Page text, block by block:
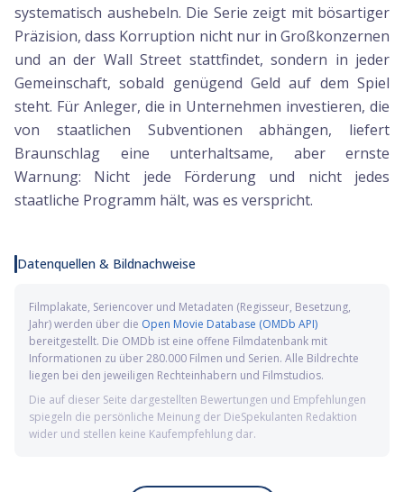
systematisch aushebeln. Die Serie zeigt mit bösartiger
Präzision, dass Korruption nicht nur in Großkonzernen
und an der Wall Street stattfindet, sondern in jeder
Gemeinschaft, sobald genügend Geld auf dem Spiel
steht. Für Anleger, die in Unternehmen investieren, die
von staatlichen Subventionen abhängen, liefert
Braunschlag eine unterhaltsame, aber ernste
Warnung: Nicht jede Förderung und nicht jedes
staatliche Programm hält, was es verspricht.
Datenquellen & Bildnachweise
Filmplakate, Seriencover und Metadaten (Regisseur, Besetzung,
Jahr) werden über die Open Movie Database (OMDb API)
bereitgestellt. Die OMDb ist eine offene Filmdatenbank mit
Informationen zu über 280.000 Filmen und Serien. Alle Bildrechte
liegen bei den jeweiligen Rechteinhabern und Filmstudios.
Die auf dieser Seite dargestellten Bewertungen und Empfehlungen
spiegeln die persönliche Meinung der DieSpekulanten Redaktion
wider und stellen keine Kaufempfehlung dar.